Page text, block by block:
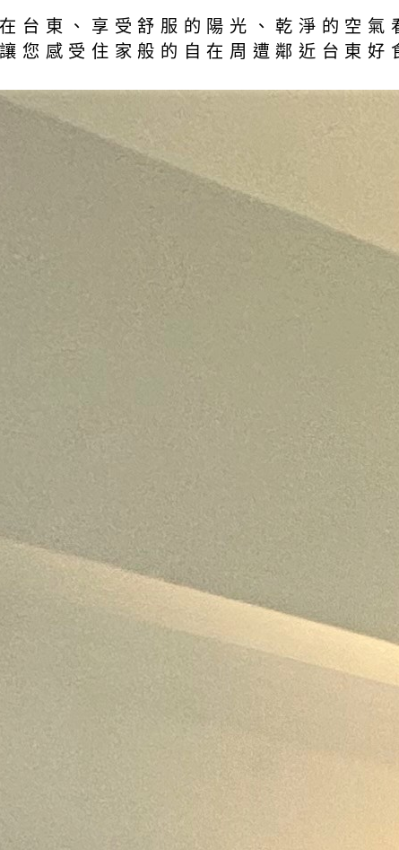
台東、享受舒服的陽光、乾淨的空氣
您感受住家般的自在周遭鄰近台東好